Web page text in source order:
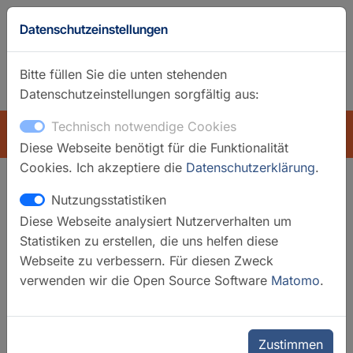
GFZ-Startseite
ÜBERSICHT
Suchfilter
Kategorien
Datenschutzeinstellungen
Bitte füllen Sie die unten stehenden
Datenschutzeinstellungen sorgfältig aus:
Technisch notwendige Cookies
Diese Webseite benötigt für die Funktionalität
Cookies. Ich akzeptiere die Datenschutzerklärung.
Nutzungsstatistiken
Diese Webseite analysiert Nutzerverhalten um
Statistiken zu erstellen, die uns helfen diese
Webseite zu verbessern. Für diesen Zweck
verwenden wir die Open Source Software Matomo.
Zustimmen